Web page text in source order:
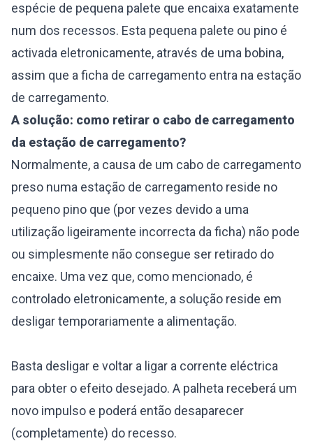
espécie de pequena palete que encaixa exatamente
num dos recessos. Esta pequena palete ou pino é
activada eletronicamente, através de uma bobina,
assim que a ficha de carregamento entra na estação
de carregamento.
A solução: como retirar o cabo de carregamento
da estação de carregamento?
Normalmente, a causa de um cabo de carregamento
preso numa estação de carregamento reside no
pequeno pino que (por vezes devido a uma
utilização ligeiramente incorrecta da ficha) não pode
ou simplesmente não consegue ser retirado do
encaixe. Uma vez que, como mencionado, é
controlado eletronicamente, a solução reside em
desligar temporariamente a alimentação.
Basta desligar e voltar a ligar a corrente eléctrica
para obter o efeito desejado. A palheta receberá um
novo impulso e poderá então desaparecer
(completamente) do recesso.